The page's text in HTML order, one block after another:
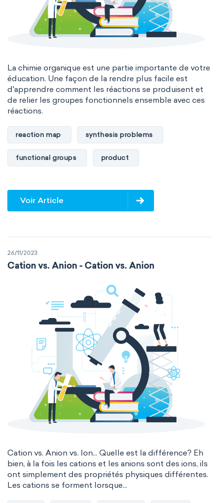
La chimie organique est une partie importante de votre
éducation. Une façon de la rendre plus facile est
d'apprendre comment les réactions se produisent et
de relier les groupes fonctionnels ensemble avec ces
réactions.
reaction map synthesis problems
functional groups product
Voir Article
26/11/2023
Cation vs. Anion - Cation vs. Anion
Cation vs. Anion vs. Ion... Quelle est la différence? Eh
bien, à la fois les cations et les anions sont des ions, ils
ont simplement des propriétés physiques différentes.
Les cations se forment lorsque...